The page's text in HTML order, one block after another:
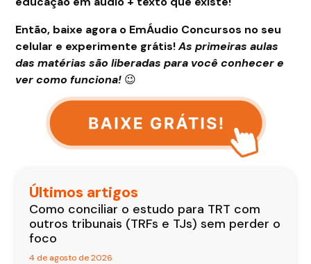
Então, baixe agora o EmÁudio Concursos no seu
celular e experimente grátis!As primeiras aulas
das matérias são liberadas para você conhecer e
ver como funciona! 😉
Últimos artigos
Como conciliar o estudo para TRT com
outros tribunais (TRFs e TJs) sem perder o
foco
4 de agosto de 2026